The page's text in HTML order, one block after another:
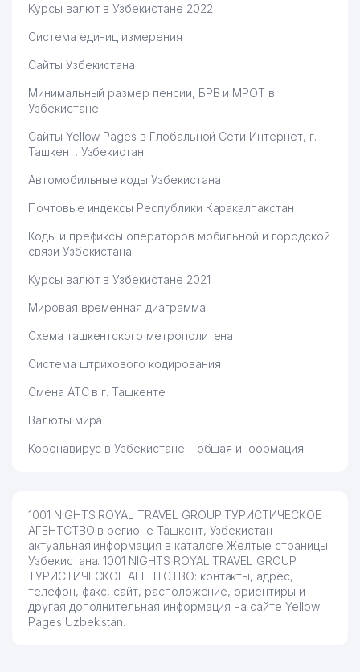
РЕСПУБЛИКИ УЗБЕКИСТАН
FAR INTER GARDEN ООО
ООО
63
ДЕЛ РЕСПУБЛИКИ УЗБЕКИСТАН
(МВД)
985 м
PREMIUM COFFEE PROJECT
65
INTERCONCEPTS
INTERCORPORATED
Курсы валют в Узбекистане 2022
Система единиц измерения
Сайты Узбекистана
Минимальный размер пенсии, БРВ и МРОТ в
Узбекистане
Сайты Yellow Pages в Глобальной Сети Интернет, г.
Ташкент, Узбекистан
Автомобильные коды Узбекистана
Почтовые индексы Республики Каракалпакстан
Коды и префиксы операторов мобильной и городской
связи Узбекистана
Курсы валют в Узбекистане 2021
Мировая временная диаграмма
Схема ташкентского метрополитена
Система штрихового кодирования
Смена АТС в г. Ташкенте
Валюты мира
Коронавирус в Узбекистане – общая информация
1001 NIGHTS ROYAL TRAVEL GROUP ТУРИСТИЧЕСКОЕ
АГЕНТСТВО в регионе Ташкент, Узбекистан -
актуальная информация в каталоге Желтые страницы
Узбекистана. 1001 NIGHTS ROYAL TRAVEL GROUP
ТУРИСТИЧЕСКОЕ АГЕНТСТВО: контакты, адрес,
телефон, факс, сайт, расположение, ориентиры и
другая дополнительная информация на сайте Yellow
Pages Uzbekistan.